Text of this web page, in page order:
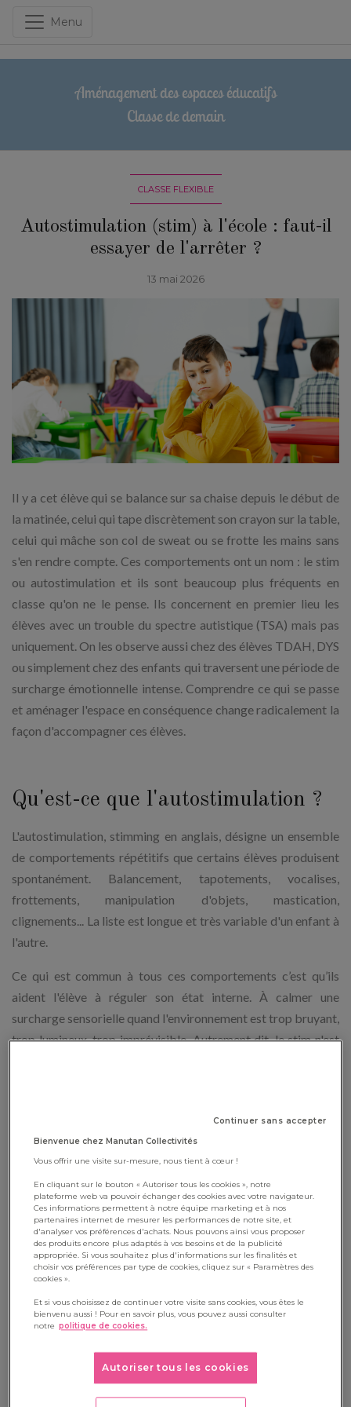
Menu
Aménagement des espaces éducatifs
Classe de demain
CLASSE FLEXIBLE
Autostimulation (stim) à l'école : faut-il
essayer de l'arrêter ?
13 mai 2026
Il y a cet élève qui se balance sur sa chaise depuis le début de
la matinée, celui qui tape discrètement son crayon sur la table,
celui qui mâche son col de sweat ou se frotte les mains sans
s'en rendre compte. Ces comportements ont un nom : le stim
ou autostimulation et ils sont beaucoup plus fréquents en
classe qu'on ne le pense. Ils concernent en premier lieu les
élèves avec un trouble du spectre autistique (TSA) mais pas
uniquement. On les observe aussi chez des élèves TDAH, DYS
ou simplement chez des enfants qui traversent une période de
surcharge émotionnelle intense. Comprendre ce qui se passe
et aménager l'espace en conséquence change radicalement la
façon d'accompagner ces élèves.
Qu'est-ce que l'autostimulation ?
L'autostimulation, stimming en anglais, désigne un ensemble
de comportements répétitifs que certains élèves produisent
spontanément. Balancement, tapotements, vocalises,
frottements, manipulation d'objets, mastication,
clignements... La liste est longue et très variable d'un enfant à
l'autre.
Ce qui est commun à tous ces comportements c’est qu’ils
aident l'élève à réguler son état interne. À calmer une
surcharge sensorielle quand l'environnement est trop bruyant,
trop lumineux, trop imprévisible. Autrement dit, le stim n'est
Autostimulation et
autorégulation : deux notions à ne
pas confondre
L'autostimulation est un comportement observable.
L'autorégulation, elle, est une compétence d’avoir la capacité
à identifier, comprendre et moduler ses propres états
émotionnels, cognitifs et comportementaux. Ces deux
d'autorégulation spontanée. L'objectif de l'accompagnement
n'est pas de supprimer le stim, mais d'élargir le répertoire de
Continuer sans accepter
Bienvenue chez Manutan Collectivités
Vous offrir une visite sur-mesure, nous tient à cœur !
En cliquant sur le bouton « Autoriser tous les cookies », notre
plateforme web va pouvoir échanger des cookies avec votre navigateur.
Ces informations permettent à notre équipe marketing et à nos
partenaires internet de mesurer les performances de notre site, et
d'analyser vos préférences d'achats. Nous pouvons ainsi vous proposer
des produits encore plus adaptés à vos besoins et de la publicité
appropriée. Si vous souhaitez plus d'informations sur les finalités et
choisir vos préférences par type de cookies, cliquez sur « Paramètres des
cookies ».
Et si vous choisissez de continuer votre visite sans cookies, vous êtes le
bienvenu aussi ! Pour en savoir plus, vous pouvez aussi consulter
notre politique de cookies.
Autoriser tous les cookies